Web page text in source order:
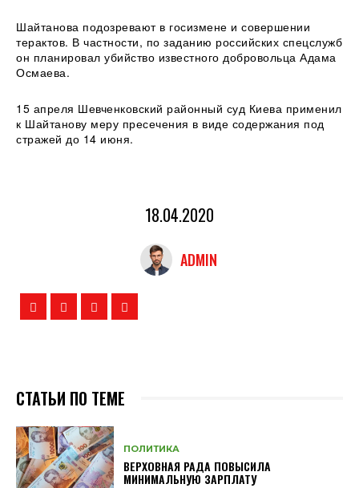
Шайтанова подозревают в госизмене и совершении
терактов. В частности, по заданию российских спецслужб
он планировал убийство известного добровольца Адама
Осмаева.
15 апреля Шевченковский районный суд Киева применил
к Шайтанову меру пресечения в виде содержания под
стражей до 14 июня.
18.04.2020
ADMIN
СТАТЬИ ПО ТЕМЕ
ПОЛИТИКА
ВЕРХОВНАЯ РАДА ПОВЫСИЛА
МИНИМАЛЬНУЮ ЗАРПЛАТУ